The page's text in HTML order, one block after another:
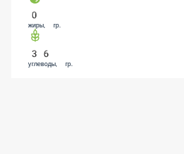
0
жиры, гр.
36
углеводы, гр.